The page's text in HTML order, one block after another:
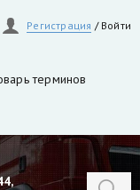
Регистрация / Войти
терминов